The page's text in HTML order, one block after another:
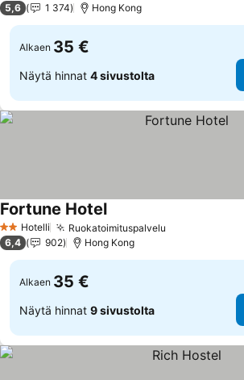
5,6 1 374 Hong Kong
Alkaen 35 €
Näytä hinnat 4 sivustolta
2 Tähtiluokitus
Hotelli Ruokatoimituspalvelu
Fortune Hotel
6,4 902 Hong Kong
Alkaen 35 €
Näytä hinnat 9 sivustolta